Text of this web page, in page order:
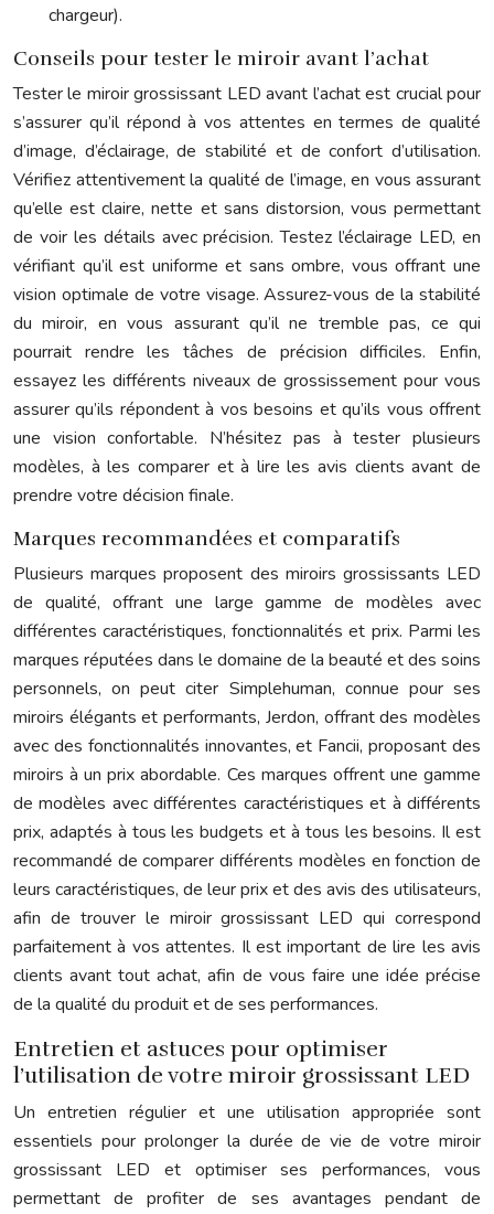
chargeur).
Conseils pour tester le miroir avant l’achat
Tester le miroir grossissant LED avant l’achat est crucial pour
s’assurer qu’il répond à vos attentes en termes de qualité
d’image, d’éclairage, de stabilité et de confort d’utilisation.
Vérifiez attentivement la qualité de l’image, en vous assurant
qu’elle est claire, nette et sans distorsion, vous permettant
de voir les détails avec précision. Testez l’éclairage LED, en
vérifiant qu’il est uniforme et sans ombre, vous offrant une
vision optimale de votre visage. Assurez-vous de la stabilité
du miroir, en vous assurant qu’il ne tremble pas, ce qui
pourrait rendre les tâches de précision difficiles. Enfin,
essayez les différents niveaux de grossissement pour vous
assurer qu’ils répondent à vos besoins et qu’ils vous offrent
une vision confortable. N’hésitez pas à tester plusieurs
modèles, à les comparer et à lire les avis clients avant de
prendre votre décision finale.
Marques recommandées et comparatifs
Plusieurs marques proposent des miroirs grossissants LED
de qualité, offrant une large gamme de modèles avec
différentes caractéristiques, fonctionnalités et prix. Parmi les
marques réputées dans le domaine de la beauté et des soins
personnels, on peut citer Simplehuman, connue pour ses
miroirs élégants et performants, Jerdon, offrant des modèles
avec des fonctionnalités innovantes, et Fancii, proposant des
miroirs à un prix abordable. Ces marques offrent une gamme
de modèles avec différentes caractéristiques et à différents
prix, adaptés à tous les budgets et à tous les besoins. Il est
recommandé de comparer différents modèles en fonction de
leurs caractéristiques, de leur prix et des avis des utilisateurs,
afin de trouver le miroir grossissant LED qui correspond
parfaitement à vos attentes. Il est important de lire les avis
clients avant tout achat, afin de vous faire une idée précise
de la qualité du produit et de ses performances.
Entretien et astuces pour optimiser
l’utilisation de votre miroir grossissant LED
Un entretien régulier et une utilisation appropriée sont
essentiels pour prolonger la durée de vie de votre miroir
grossissant LED et optimiser ses performances, vous
permettant de profiter de ses avantages pendant de